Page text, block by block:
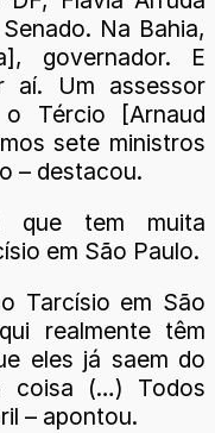
Na Bahia,
governador. E
aí. Um assessor
Tércio [Arnaud
sete ministros
– destacou.
que tem muita
em São Paulo.
Tarcísio em São
realmente têm
eles já saem do
coisa (…) Todos
– apontou.